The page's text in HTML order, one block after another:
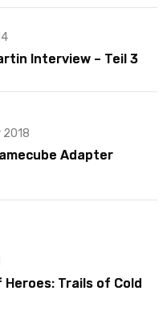
Interview – Teil 3
2018
Adapter
Trails of Cold